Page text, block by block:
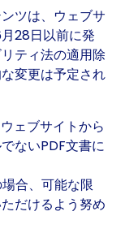
ツは、ウェブサ
28日以前に発
ティ法の適用除
変更は予定され
ェブサイトから
ないPDF文書に
opens a
場合、可能な限
だけるよう努め